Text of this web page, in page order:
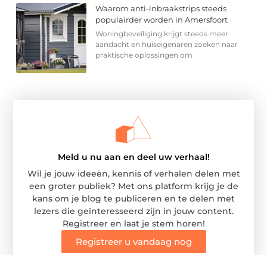
Waarom anti-inbraakstrips steeds
populairder worden in Amersfoort
Woningbeveiliging krijgt steeds meer
aandacht en huiseigenaren zoeken naar
praktische oplossingen om
Meld u nu aan en deel uw verhaal!
Wil je jouw ideeën, kennis of verhalen delen met
een groter publiek? Met ons platform krijg je de
kans om je blog te publiceren en te delen met
lezers die geïnteresseerd zijn in jouw content.
Registreer en laat je stem horen!
Registreer u vandaag nog